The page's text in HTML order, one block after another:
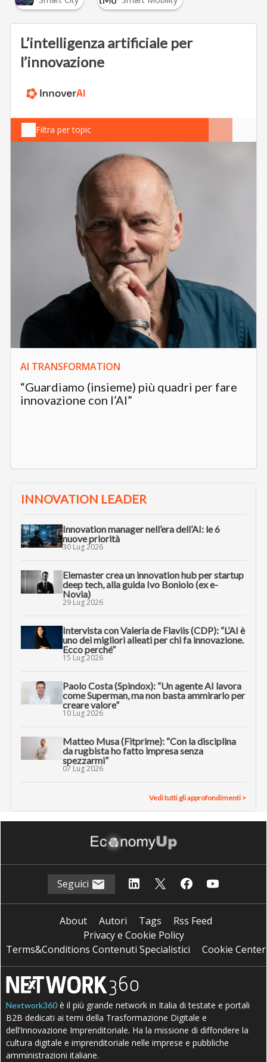
L’intelligenza artificiale per
l’innovazione
Filtra per topic
AI TRANSFORMATION
“Guardiamo (insieme) più quadri per fare
innovazione con l’AI”
INNOVATION LEADER
Innovation manager nell’era dell’AI: le 6
nuove priorità
30 Lug 2026
Elemaster crea un innovation hub per startup
deep tech, alla guida Ivo Boniolo (ex e-
Novia)
29 Lug 2026
Intervista con Valeria de Flaviis (CDP): “L’AI è
uno dei migliori alleati per chi fa innovazione.
Ecco perché”
15 Lug 2026
Paolo Costa (Spindox): “Un agente AI lavora
come Superman, ma non basta ammirarlo per
creare valore”
10 Lug 2026
Matteo Musa (Fitprime): “Con la disciplina
da rugbista ho fatto impresa senza
spezzarmi”
07 Lug 2026
Vedi tutti gli approfondimenti >
Seguici
About Autori Tags
Rss Feed
Privacy e Cookie Policy
Terms&Conditions Contenuti Specialistici
Cookie Center
Nextwork360 è il più grande network in Italia di testate e portali
B2B dedicati ai temi della Trasformazione Digitale e
dell’Innovazione Imprenditoriale. Ha la missione di diffondere la
cultura digitale e imprenditoriale nelle imprese e pubbliche
amministrazioni italiane.